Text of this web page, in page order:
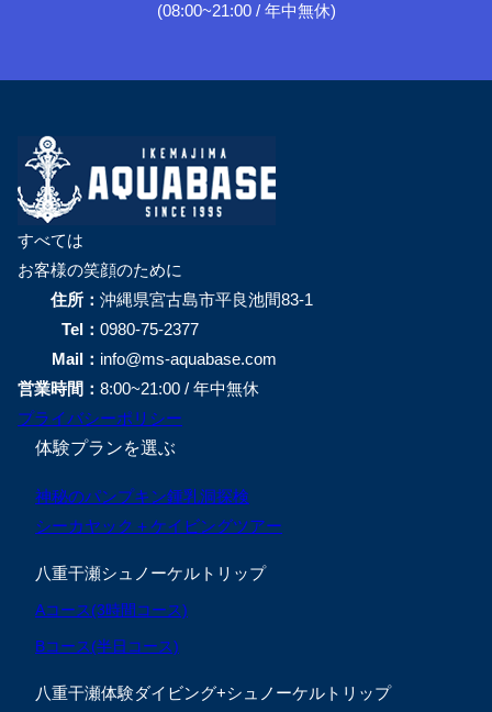
(08:00~21:00 / 年中無休)
すべては
お客様の笑顔のために
住所： 沖縄県宮古島市平良池間83-1
Tel： 0980-75-2377
Mail： info@ms-aquabase.com
営業時間： 8:00~21:00 / 年中無休
プライバシーポリシー
体験プランを選ぶ
神秘のパンプキン鍾乳洞探検
シーカヤック＋ケイビングツアー
八重干瀬シュノーケルトリップ
Aコース(3時間コース)
Bコース(半日コース)
八重干瀬体験ダイビング+シュノーケルトリップ